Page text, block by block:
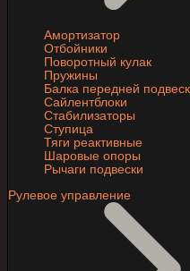
Амортизатор
Отбойники
Поворотный кулак
Пружины
Балка передней
Сайлентблоки
Стабилизаторы
Ступица
Тяги реактивные
Шаровые опоры
Рычаги подвески
Рулевое управление